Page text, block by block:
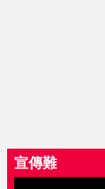
宣傳難